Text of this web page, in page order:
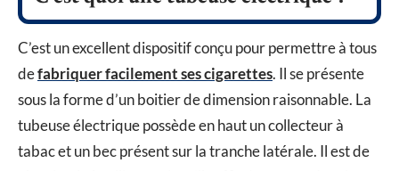
C’est un excellent dispositif conçu pour permettre à tous
defabriquer facilement ses cigarettes. Il se présente
sous la forme d’un boitier de dimension raisonnable. La
tubeuse électrique possède en haut un collecteur à
tabac et un bec présent sur la tranche latérale. Il est de